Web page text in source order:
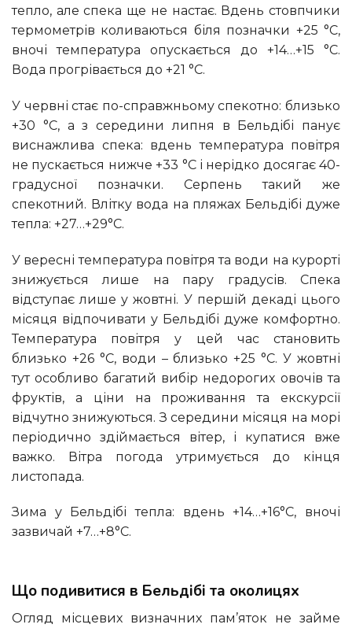
тепло, але спека ще не настає. Вдень стовпчики
термометрів коливаються біля позначки +25 °С,
вночі температура опускається до +14…+15 °С.
Вода прогрівається до +21 °С.
У червні стає по-справжньому спекотно: близько
+30 °С, а з середини липня в Бельдібі панує
виснажлива спека: вдень температура повітря
не пускається нижче +33 °С і нерідко досягає 40-
градусної позначки. Серпень такий же
спекотний. Влітку вода на пляжах Бельдібі дуже
тепла: +27…+29°С.
У вересні температура повітря та води на курорті
знижується лише на пару градусів. Спека
відступає лише у жовтні. У першій декаді цього
місяця відпочивати у Бельдібі дуже комфортно.
Температура повітря у цей час становить
близько +26 °С, води – близько +25 °С. У жовтні
тут особливо багатий вибір недорогих овочів та
фруктів, а ціни на проживання та екскурсії
відчутно знижуються. З середини місяця на морі
періодично здіймається вітер, і купатися вже
важко. Вітра погода утримується до кінця
листопада.
Зима у Бельдібі тепла: вдень +14…+16°С, вночі
зазвичай +7…+8°С.
Що подивитися в Бельдібі та околицях
Огляд місцевих визначних пам’яток не займе